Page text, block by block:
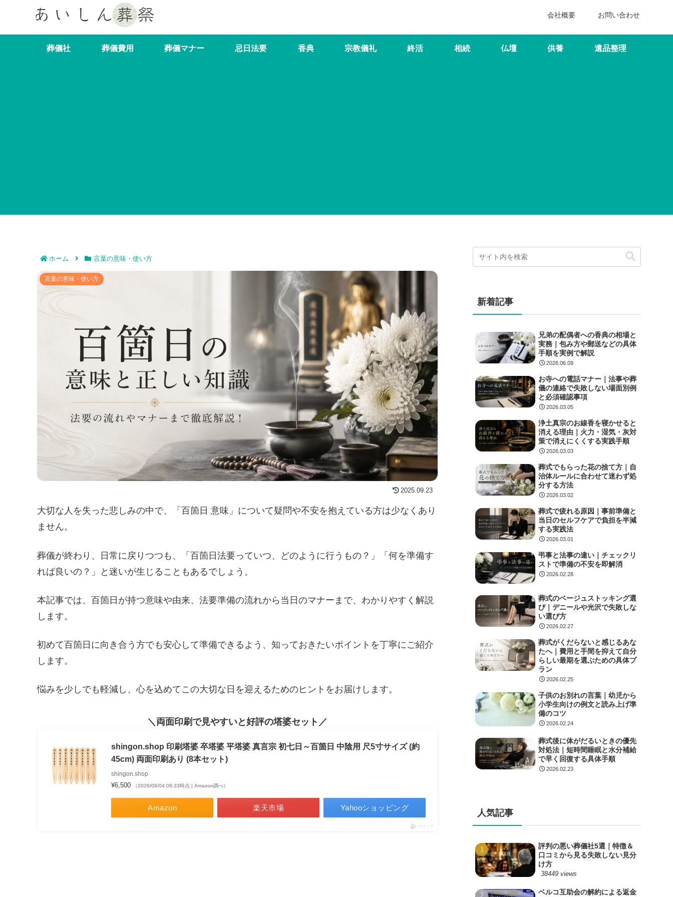
会社概要 お問い合わせ
葬儀社 葬儀費用 葬儀マナー 忌日法要 香典 宗教儀礼 終活 相続 仏壇 供養 遺品整理
ホーム 言葉の意味・使い方
百箇日の意味と正しい知識｜法要の流れやマナーまで徹底解説！
言葉の意味・使い方
2025.09.23
大切な人を失った悲しみの中で、「百箇日 意味」について疑問や不安を抱えている方は少なくあり
ません。
葬儀が終わり、日常に戻りつつも、「百箇日法要っていつ、どのように行うもの？」「何を準備す
れば良いの？」と迷いが生じることもあるでしょう。
本記事では、百箇日が持つ意味や由来、法要準備の流れから当日のマナーまで、わかりやすく解説
します。
初めて百箇日に向き合う方でも安心して準備できるよう、知っておきたいポイントを丁寧にご紹介
します。
悩みを少しでも軽減し、心を込めてこの大切な日を迎えるためのヒントをお届けします。
両面印刷で見やすいと好評の塔婆セット
shingon.shop 印刷塔婆 卒塔婆 平塔婆 真言宗 初七日～百箇日 中陰用 尺5寸サイズ (約
45cm) 両面印刷あり (8本セット)
shingon.shop
¥6,500 （2026/08/04 08:33時点 | Amazon調べ）
Amazon 楽天市場 Yahooショッピング
ポチップ
新着記事
兄弟の配偶者への香典の相場と
実務｜包み方や郵送などの具体
手順を実例で解説
2026.06.09
お寺への電話マナー｜法事や葬
儀の連絡で失敗しない場面別例
と必須確認事項
2026.03.05
浄土真宗のお線香を寝かせると
消える理由｜火力・湿気・灰対
策で消えにくくする実践手順
2026.03.03
葬式でもらった花の捨て方｜自
治体ルールに合わせて迷わず処
分する方法
2026.03.02
葬式で疲れる原因｜事前準備と
当日のセルフケアで負担を半減
する実践法
2026.03.01
弔事と法事の違い｜チェックリ
ストで準備の不安を即解消
2026.02.28
葬式のベージュストッキング選
び｜デニールや光沢で失敗しな
い選び方
2026.02.27
葬式がくだらないと感じるあな
たへ｜費用と手間を抑えて自分
らしい最期を選ぶための具体プ
ラン
2026.02.25
子供のお別れの言葉｜幼児から
小学生向けの例文と読み上げ準
備のコツ
2026.02.24
葬式後に体がだるいときの優先
対処法｜短時間睡眠と水分補給
で早く回復する具体手順
2026.02.23
人気記事
評判の悪い葬儀社5選｜特徴＆
口コミから見る失敗しない見分
け方
38449 views
ベルコ互助会の解約による返金